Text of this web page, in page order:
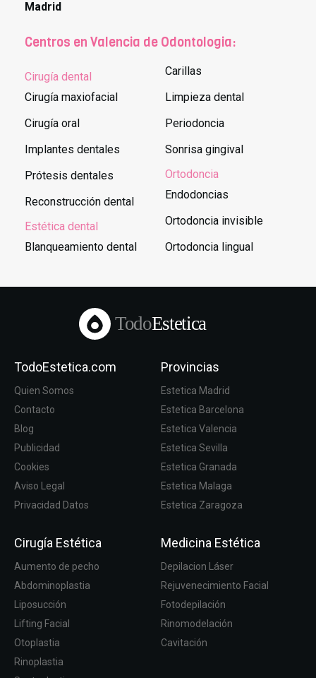
Madrid
Centros en Valencia de Odontologia:
Cirugía dental
Cirugía maxiofacial
Cirugía oral
Implantes dentales
Prótesis dentales
Reconstrucción dental
Estética dental
Blanqueamiento dental
Carillas
Limpieza dental
Periodoncia
Sonrisa gingival
Ortodoncia
Endodoncias
Ortodoncia invisible
Ortodoncia lingual
TodoEstetica
TodoEstetica.com
Quien Somos
Contacto
Blog
Publicidad
Cookies
Aviso Legal
Privacidad Datos
Provincias
Estetica Madrid
Estetica Barcelona
Estetica Valencia
Estetica Sevilla
Estetica Granada
Estetica Malaga
Estetica Zaragoza
Cirugía Estética
Aumento de pecho
Abdominoplastia
Liposucción
Lifting Facial
Otoplastia
Rinoplastia
Medicina Estética
Depilacion Láser
Rejuvenecimiento Facial
Fotodepilación
Rinomodelación
Cavitación